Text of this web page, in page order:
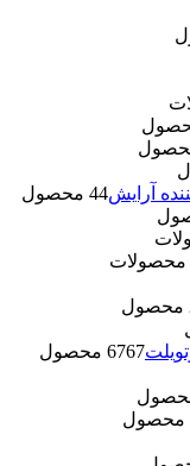
آرایش 44 محصول
6767 محصول